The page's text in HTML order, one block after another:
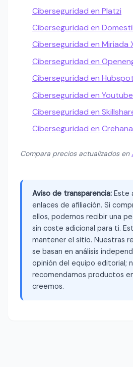
Ciberseguridad en Platzi
Ciberseguridad en
Ciberseguridad en Miriada
Ciberseguridad en
Ciberseguridad en
Ciberseguridad en Youtube
Ciberseguridad en
Ciberseguridad en Crehana
Compara precios actualizados en
Aviso de transparencia: Este
enlaces de afiliación. Si
ellos, podemos recibir una
sin coste adicional para ti.
mantener el sitio. Nuestras
se basan en análisis
opinión del equipo editorial;
recomendamos productos
creemos.